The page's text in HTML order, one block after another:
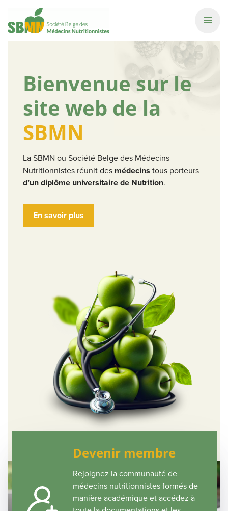
Bienvenue sur le
site web de la
SBMN
La SBMN ou Société Belge des Médecins
Nutritionnistes réunit des médecins tous porteurs
d’un diplôme universitaire de Nutrition.
En savoir plus
Devenir membre
Rejoignez la communauté de
médecins nutritionnistes formés de
manière académique et accédez à